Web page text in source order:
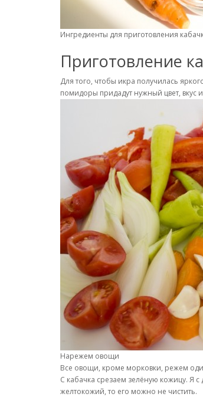
Ингредиенты для приготовления
Приготовление
Для того, чтобы икра получилась
помидоры придадут нужный цвет, вкус
Нарежем овощи
Все овощи, кроме морковки, режем
С кабачка срезаем зелёную кожицу. Я
желтокожий, то его можно не чистить.